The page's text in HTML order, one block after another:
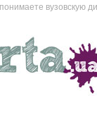
вузовскую